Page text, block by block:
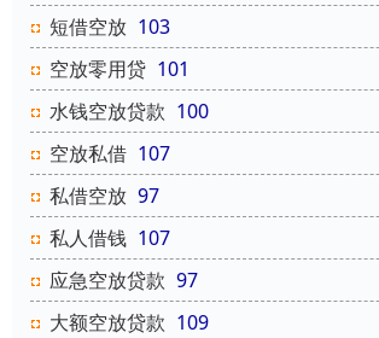
短借空放 103
空放零用贷 101
水钱空放贷款 100
空放私借 107
私借空放 97
私人借钱 107
应急空放贷款 97
大额空放贷款 109